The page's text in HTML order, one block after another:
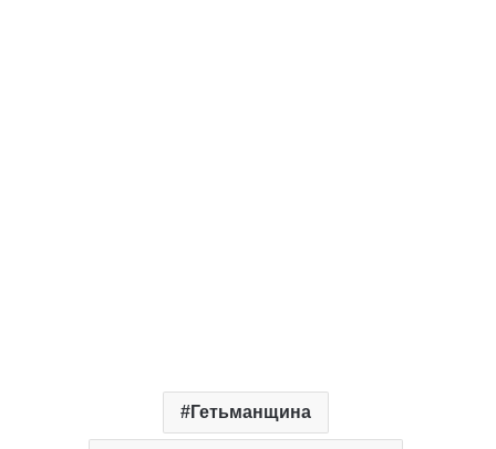
Гетьманщина